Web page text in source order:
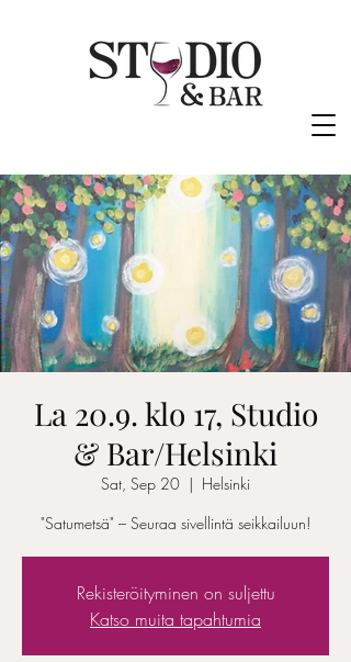
La 20.9. klo 17, Studio
& Bar/Helsinki
Sat, Sep 20
  |
Helsinki
"Satumetsä" – Seuraa sivellintä seikkailuun!
Rekisteröityminen on suljettu
Katso muita tapahtumia